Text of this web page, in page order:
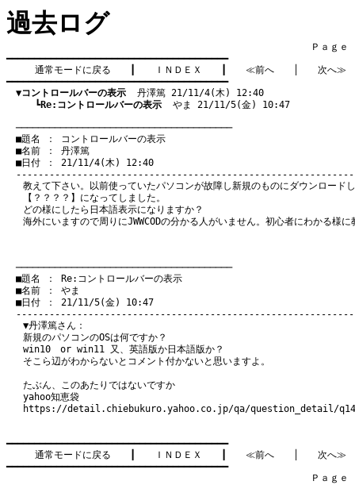
過去ログ
Ｐａｇｅ
━━━━━━━━━━━━━━━━━━━━━━━━━━━━━━━━━━━━━━━━
通常モードに戻る
ＩＮＤＥＸ ≪前へ
次へ≫
━━━━━━━━━━━━━━━━━━━━━━━━━━━━━━━━━━━━━━━━
▼コントロールバーの表示
  丹澤篤 21/11/4(木) 12:40
┗Re:コントロールバーの表示
  やま 21/11/5(金) 10:47
───────────────────────────────────────
■題名 ： コントロールバーの表示
■名前 ： 丹澤篤
■日付 ： 21/11/4(木) 12:40
教えて下さい。以前使っていたパソコンが故障し新規のものにダウンロード
【？？？？】になってしました。
どの様にしたら日本語表示になりますか？
海外にいますので周りにJWWCODの分かる人がいません。初心者にわかる様
───────────────────────────────────────
■題名 ： Re:コントロールバーの表示
■名前 ： やま
■日付 ： 21/11/5(金) 10:47
▼丹澤篤さん：
新規のパソコンのOSは何ですか？
win10 or win11 又、英語版か日本語版か？
そこら辺がわからないとコメント付かないと思いますよ。
たぶん、このあたりではないですか
yahoo知恵袋
https://detail.chiebukuro.yahoo.co.jp/qa/question_detail/
━━━━━━━━━━━━━━━━━━━━━━━━━━━━━━━━━━━━━━━━
通常モードに戻る
ＩＮＤＥＸ ≪前へ
次へ≫
━━━━━━━━━━━━━━━━━━━━━━━━━━━━━━━━━━━━━━━━
Ｐａｇｅ